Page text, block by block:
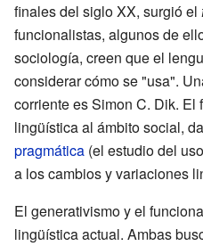
finales del siglo XX, surgió el
funcionalistas, algunos de
sociología, creen que el
considerar cómo se "usa".
corriente es Simon C. Dik.
lingüística al ámbito social,
pragmática (el estudio del
a los cambios y variaciones
El generativismo y el
lingüística actual. Ambas